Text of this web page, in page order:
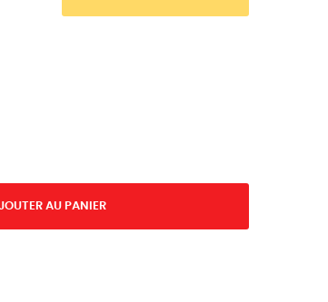
AU PANIER